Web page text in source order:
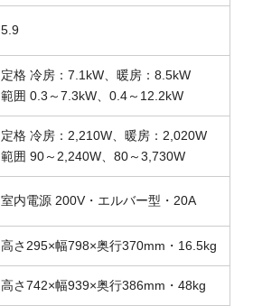
5.9
定格 冷房：7.1kW、暖房：8.5kW
範囲 0.3～7.3kW、0.4～12.2kW
定格 冷房：2,210W、暖房：2,020W
範囲 90～2,240W、80～3,730W
室内電源 200V・エルバー型・20A
高さ295×幅798×奥行370mm・16.5kg
高さ742×幅939×奥行386mm・48kg